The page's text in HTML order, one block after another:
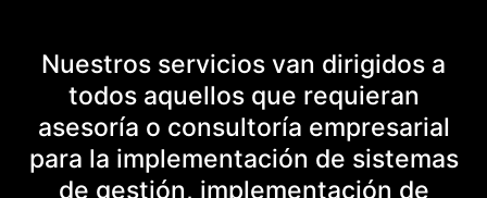
Nuestros servicios van dirigidos a
todos aquellos que requieran
asesoría o consultoría empresarial
para la implementación de sistemas
de gestión, implementación de